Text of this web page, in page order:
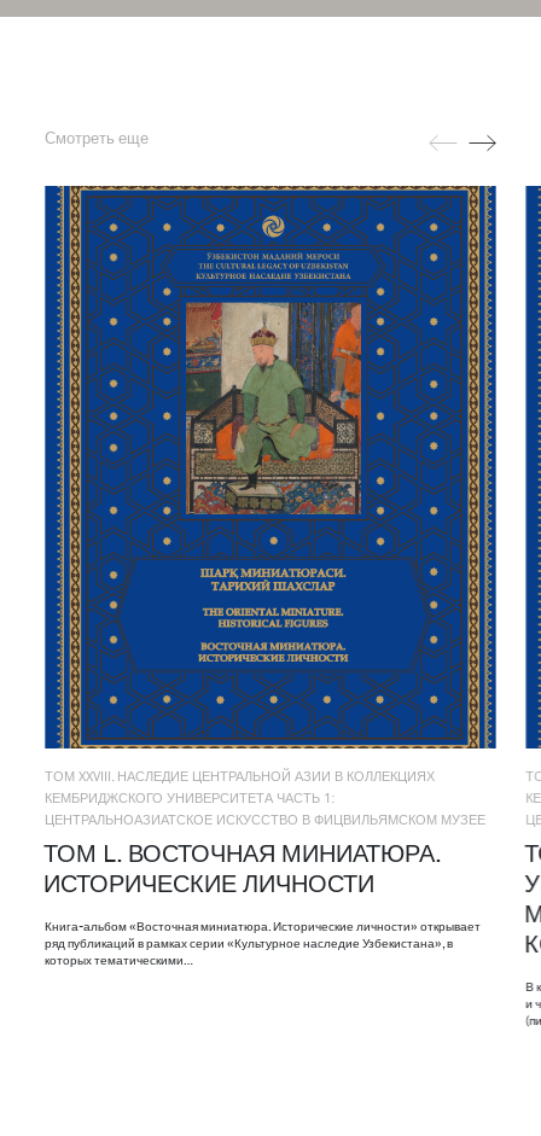
Смотреть еще
ТОМ XXVIII. НАСЛЕДИЕ ЦЕНТРАЛЬНОЙ АЗИИ В КОЛЛЕКЦИЯХ
КЕМБРИДЖСКОГО УНИВЕРСИТЕТА ЧАСТЬ 1:
ЦЕНТРАЛЬНОАЗИАТСКОЕ ИСКУССТВО В ФИЦВИЛЬЯМСКОМ МУЗЕЕ
ТОМ L. ВОСТОЧНАЯ МИНИАТЮРА.
ИСТОРИЧЕСКИЕ ЛИЧНОСТИ
Книга-альбом «Восточная миниатюра. Исторические личности» открывает
ряд публикаций в рамках серии «Культурное наследие Узбекистана», в
которых тематическими…
В
и